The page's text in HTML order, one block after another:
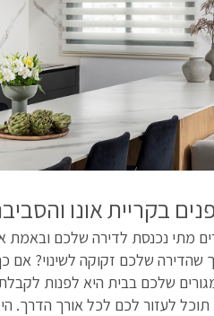
בקריית אונו
מתי נכנסת לדירה שלכם
שהדירה שלכם זקוקה לשינוי? אם
שלכם בבית היא לפנות
לעזור לכם לכל אורך הדרך.